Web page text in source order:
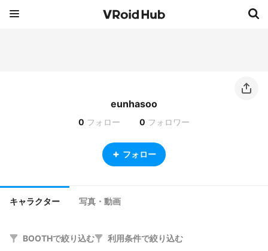
eunhasoo
0 フォロー 0 フォロワー
フォロー
キャラクター 写真・動画
BOOTHで絞り込む 利用条件で絞り込む